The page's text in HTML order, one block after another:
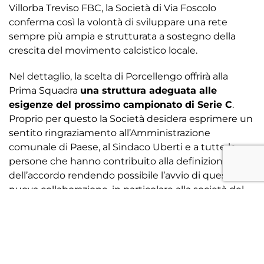
Villorba Treviso FBC, la Società di Via Foscolo
conferma così la volontà di sviluppare una rete
sempre più ampia e strutturata a sostegno della
crescita del movimento calcistico locale.
Nel dettaglio, la scelta di Porcellengo offrirà alla
Prima Squadra una struttura adeguata alle
esigenze del prossimo campionato di Serie C.
Proprio per questo la Società desidera esprimere un
sentito ringraziamento all’Amministrazione
comunale di Paese, al Sindaco Uberti e a tutte le
persone che hanno contribuito alla definizione
dell’accordo rendendo possibile l’avvio di questa
nuova collaborazione, in particolare alla società del